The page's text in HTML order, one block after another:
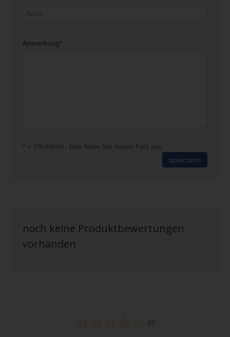
Anmerkung*
* = Pflichtfeld - bitte füllen Sie dieses Feld aus.
speichern
noch keine Produktbewertungen
vorhanden
(0)